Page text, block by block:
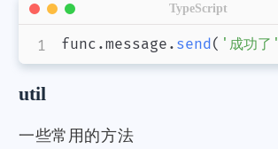
func .message . send( '成功了'
TypeScript
util
一些常用的方法